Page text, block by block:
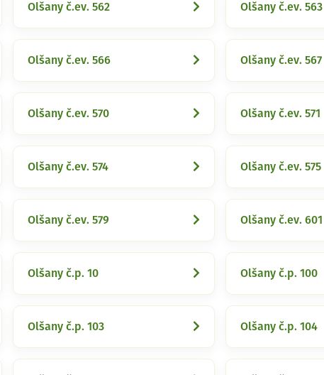
Olšany č.ev. 562 Olšany č.ev. 563
Olšany č.ev. 566 Olšany č.ev. 567
Olšany č.ev. 570 Olšany č.ev. 571
Olšany č.ev. 574 Olšany č.ev. 575
Olšany č.ev. 579 Olšany č.ev. 601
Olšany č.p. 10 Olšany č.p. 100
Olšany č.p. 103 Olšany č.p. 104